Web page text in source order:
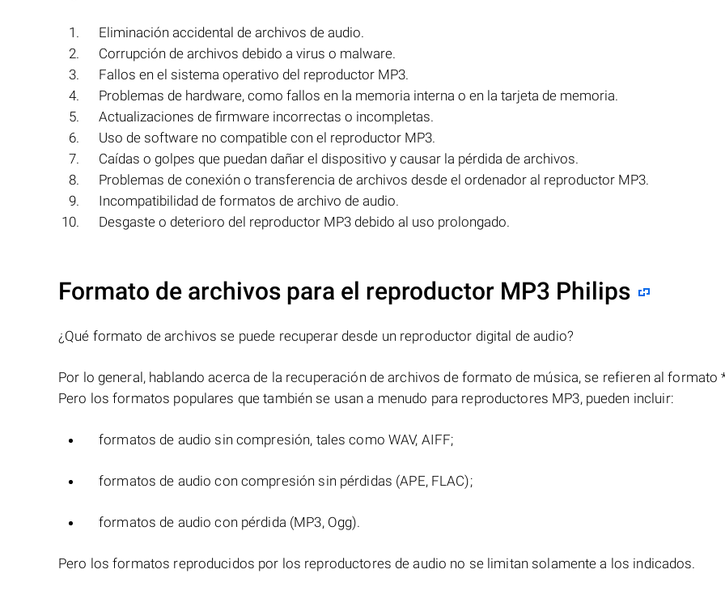
Eliminación accidental de archivos de audio.
Corrupción de archivos debido a virus o malware.
Fallos en el sistema operativo del reproductor MP3.
Problemas de hardware, como fallos en la memoria interna o en la tarjeta de memoria.
Actualizaciones de firmware incorrectas o incompletas.
Uso de software no compatible con el reproductor MP3.
Caídas o golpes que puedan dañar el dispositivo y causar la pérdida de archivos.
Problemas de conexión o transferencia de archivos desde el ordenador al reproductor MP3.
Incompatibilidad de formatos de archivo de audio.
Desgaste o deterioro del reproductor MP3 debido al uso prolongado.
Formato de archivos para el reproductor MP3 Philips
¿Qué formato de archivos se puede recuperar desde un reproductor digital de audio?
Por lo general, hablando acerca de la recuperación de archivos de formato de música, se refieren al formato
Pero los formatos populares que también se usan a menudo para reproductores MP3, pueden incluir:
formatos de audio sin compresión, tales como WAV, AIFF;
formatos de audio con compresión sin pérdidas (APE, FLAC);
formatos de audio con pérdida (MP3, Ogg).
Pero los formatos reproducidos por los reproductores de audio no se limitan solamente a los indicados.